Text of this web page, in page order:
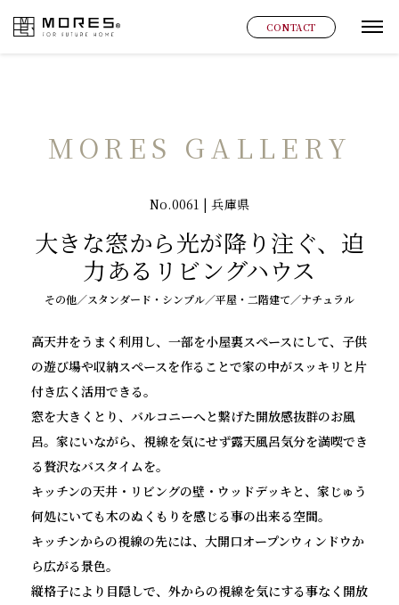
MORES CONTACT グ
MORES GALLERY
No.0061 | 兵庫県
大きな窓から光が降り注ぐ、迫
力あるリビングハウス
その他／スタンダード・シンプル／平屋・二階建て／ナチュラル
高天井をうまく利用し、一部を小屋裏スペースにして、子供
の遊び場や収納スペースを作ることで家の中がスッキリと片
付き広く活用できる。
窓を大きくとり、バルコニーへと繋げた開放感抜群のお風
呂。家にいながら、視線を気にせず露天風呂気分を満喫でき
る贅沢なバスタイムを。
キッチンの天井・リビングの壁・ウッドデッキと、家じゅう
何処にいても木のぬくもりを感じる事の出来る空間。
キッチンからの視線の先には、大開口オープンウィンドウか
ら広がる景色。
縦格子により目隠しで、外からの視線を気にする事なく開放